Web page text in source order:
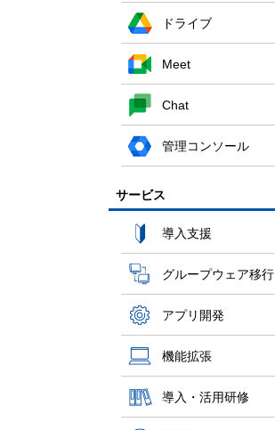
ドライブ
Meet
Chat
管理コンソール
サービス
導入支援
グループウェア移行
アプリ開発
機能拡張
導入・活用研修